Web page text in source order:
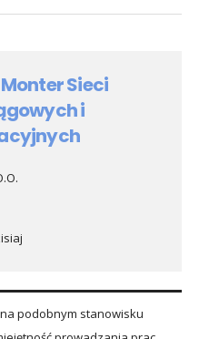
Sieci
i
podobnym stanowisku